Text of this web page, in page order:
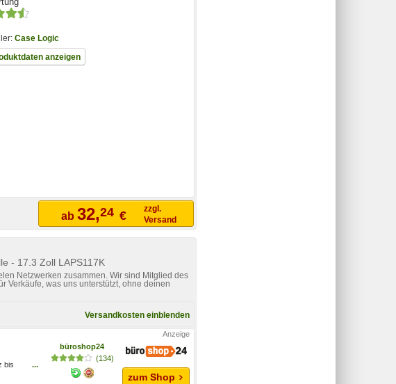
Case Logic
anzeigen
ab 32,24 €
zzgl.
Versand
- 17.3 Zoll LAPS117K
Netzwerken zusammen. Wir sind Mitglied des
Verkäufe, was uns unterstützt, ohne deinen
Versandkosten einblenden
bis
...
büroshop24
(134)
zum Shop